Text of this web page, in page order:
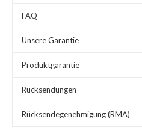
FAQ
Unsere Garantie
Produktgarantie
Rücksendungen
Rücksendegenehmigung (RMA)